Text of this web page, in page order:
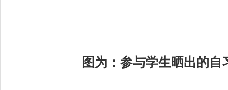
图为：参与学生晒出的自